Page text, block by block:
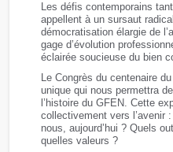
Les défis contemporains
appellent à un sursaut
démocratisation élargie de
gage d’évolution
éclairée soucieuse du bien
Le Congrès du centenaire
unique qui nous permettra
l’histoire du GFEN. Cette
collectivement vers l’avenir
nous, aujourd’hui ? Quels
quelles valeurs ?